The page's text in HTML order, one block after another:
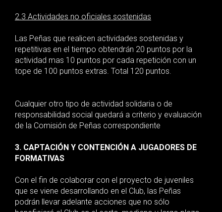
2.3 Actividades no oficiales sostenidas
Las Peñas que realicen actividades sostenidas y
repetitivas en el tiempo obtendrán 20 puntos por la
actividad mas 10 puntos por cada repetición con un
tope de 100 puntos extras. Total 120 puntos.
Cualquier otro tipo de actividad solidaria o de
responsabilidad social quedará a criterio y evaluación
de la Comisión de Peñas correspondiente
3. CAPTACIÓN Y CONTENCIÓN A JUGADORES DE
FORMATIVAS
Con el fin de colaborar con el proyecto de juveniles
que se viene desarrollando en el Club, las Peñas
podrán llevar adelante acciones que no sólo